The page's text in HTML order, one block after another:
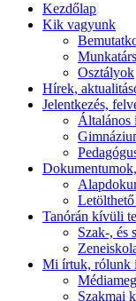
Kezdőlap
Kik vagyunk
Osztályok
Hírek,
Jelentkezés,
Általános
Tanórán kívüli
Szak-, és
Mi írtuk, rólunk
Szakmai